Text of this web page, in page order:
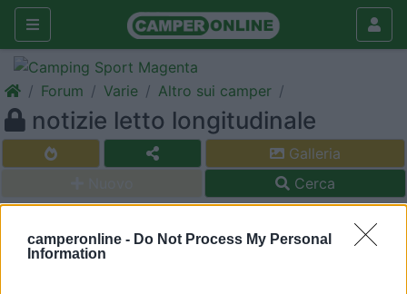
camperonline - Do Not Process My Personal
Information
Forum Varie Altro sui camper
notizie letto longitudinale
Galleria
Cerca
Lei2003